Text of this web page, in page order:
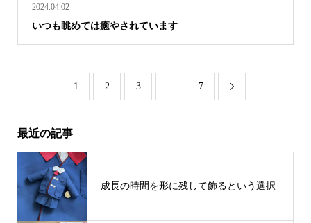
2024.04.02
いつも眺めては癒やされています
1 2 3 … 7 
最近の記事
成長の時間を形に残して飾るという選択